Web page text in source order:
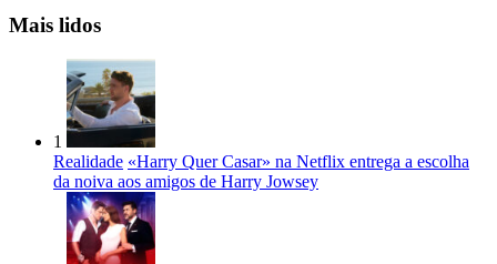
Mais lidos
1
Realidade «Harry Quer Casar» na Netflix entrega a escolha
da noiva aos amigos de Harry Jowsey